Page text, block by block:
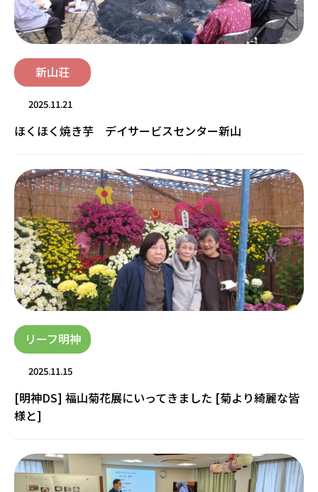
新山荘
2025.11.21
ほくほく焼き芋 デイサービスセンター新山
リーフ明神
2025.11.15
[明神DS] 福山菊花展にいってきました [菊より綺麗な皆
様と]